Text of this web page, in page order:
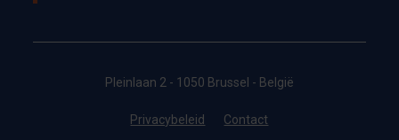
Pleinlaan 2 - 1050 Brussel - België
Privacybeleid Contact